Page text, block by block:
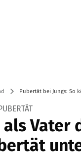
Pubertät bei Jungs: So
Vater